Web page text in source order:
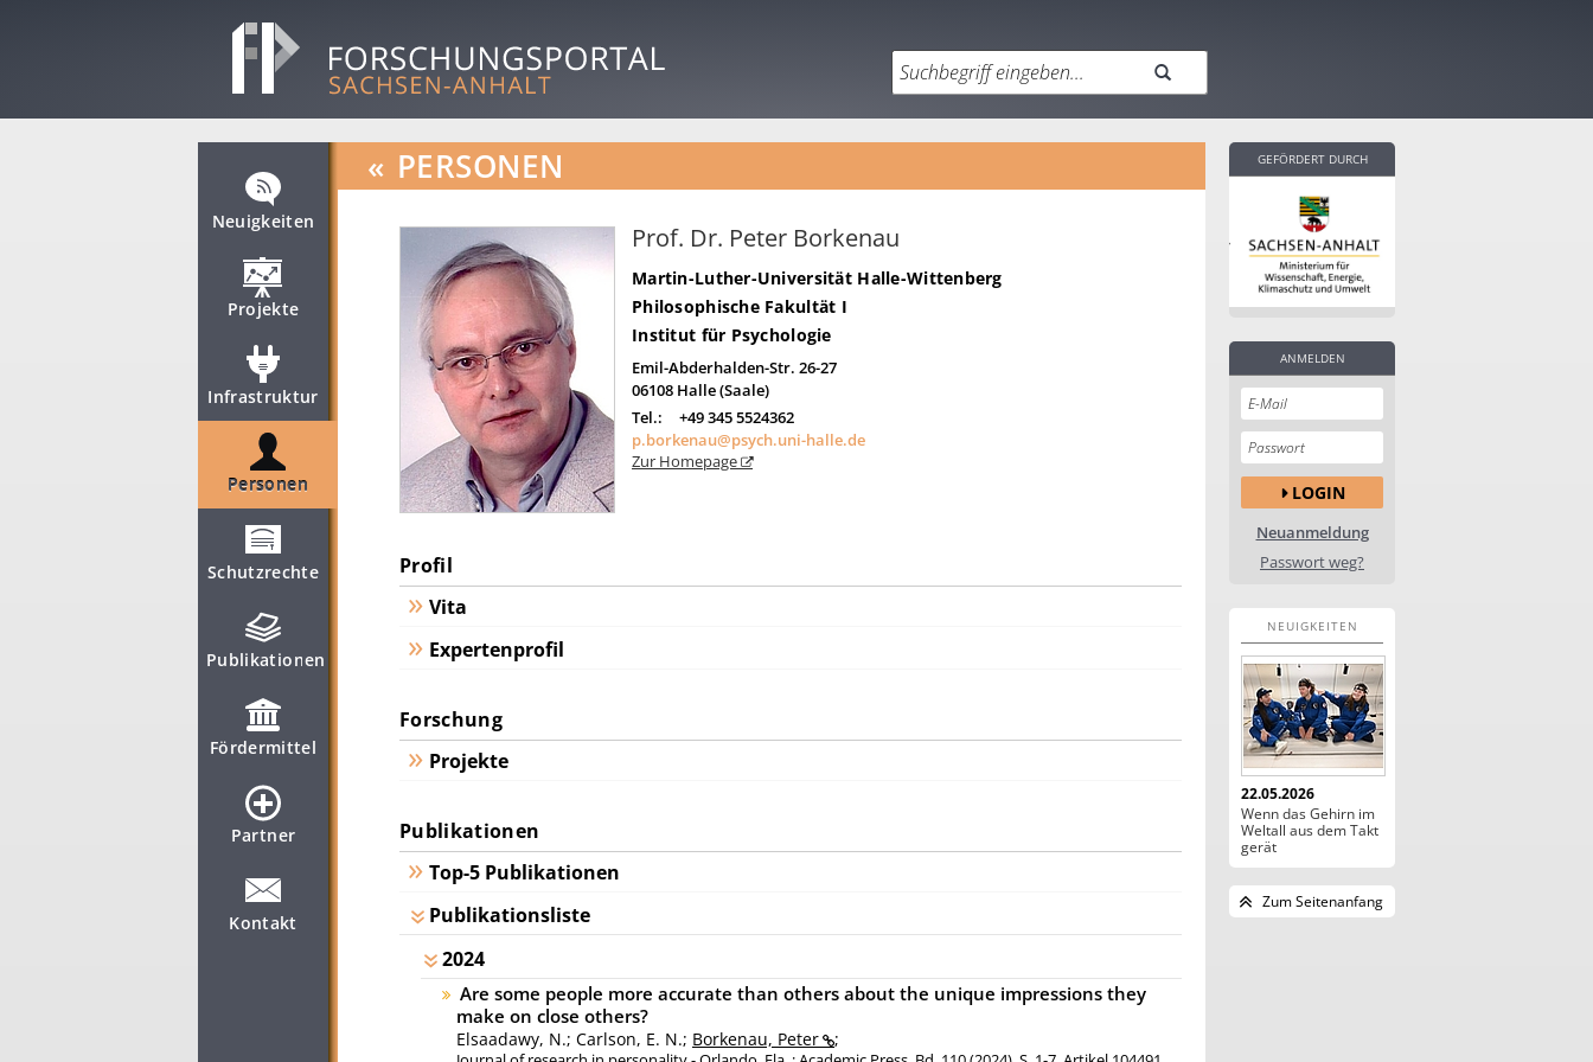
Neuigkeiten
Projekte
Infrastruktur
Personen
Schutzrechte
Publikationen
Fördermittel
Partner
Kontakt
« PERSONEN
Prof. Dr. Peter Borkenau
Martin-Luther-Universität Halle-Wittenberg
Philosophische Fakultät I
Institut für Psychologie
Emil-Abderhalden-Str. 26-27
06108 Halle (Saale)
Tel.:
+49 345 5524362
p.borkenau@psych.uni-halle.de
Zur Homepage
Profil
Vita
Expertenprofil
Forschung
Projekte
Publikationen
Top-5 Publikationen
Publikationsliste
2024
Are some people more accurate than others about the unique impressions they
make on close others?
Elsaadawy, N.; Carlson, E. N.; Borkenau, Peter ;
GEFÖRDERT DURCH
ANMELDEN
LOGIN
Neuanmeldung
Passwort weg?
NEUIGKEITEN
22.05.2026
Wenn das Gehirn im
Weltall aus dem Takt
gerät
Zum Seitenanfang